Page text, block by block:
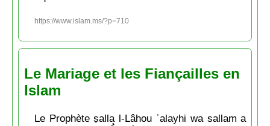
https://www.islam.ms/?p=710
Le Mariage et les Fiançailles en
Islam
Le Prophète ṣalla l-Lâhou ʿalayhi wa sallam a